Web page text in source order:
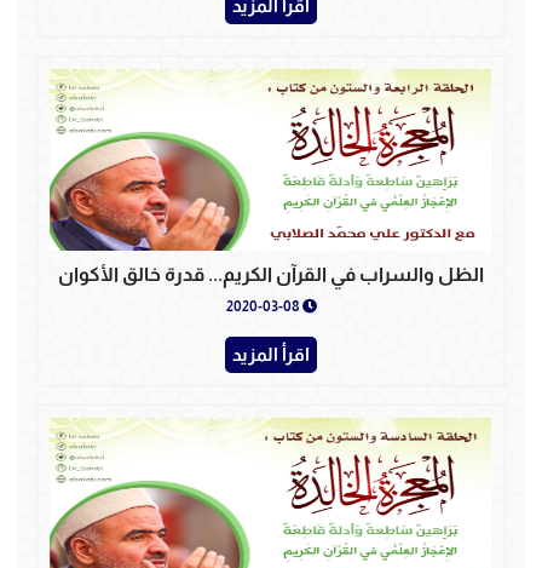
اقرأ المزيد
الظل والسراب في القرآن الكريم... قدرة خالق الأكوان
اقرأ المزيد